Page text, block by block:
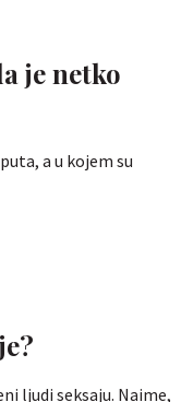
je netko
a u kojem su
ljudi seksaju. Naime,